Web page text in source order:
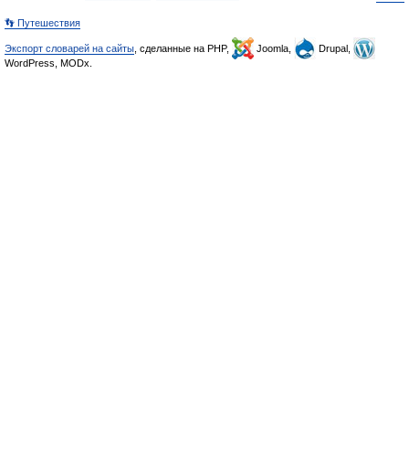
👣 Путешествия
Экспорт словарей на сайты , сделанные на PHP, Joomla,
Drupal,
WordPress, MODx.